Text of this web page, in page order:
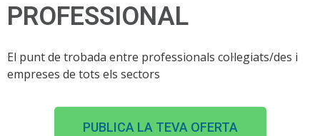
PROFESSIONAL
El punt de trobada entre professionals col·legiats/des i
empreses de tots els sectors
PUBLICA LA TEVA OFERTA